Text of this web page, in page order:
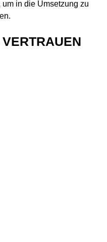
in die Umsetzung zu